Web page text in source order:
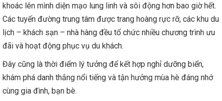
khoác lên mình diện mạo lung linh và sôi động hơn bao giờ hết.
Các tuyến đường trung tâm được trang hoàng rực rỡ, các khu du
lịch – khách sạn – nhà hàng đều tổ chức nhiều chương trình ưu
đãi và hoạt động phục vụ du khách.
Đây cũng là thời điểm lý tưởng để kết hợp nghỉ dưỡng biển,
khám phá danh thắng nổi tiếng và tận hưởng mùa hè đáng nhớ
cùng gia đình, bạn bè.